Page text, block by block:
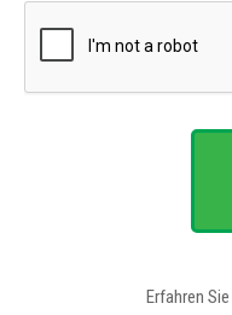
Erfahren